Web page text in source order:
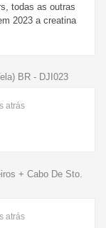
todas as outras
2023 a creatina
BR - DJI023
atrás
+ Cabo De Sto.
atrás